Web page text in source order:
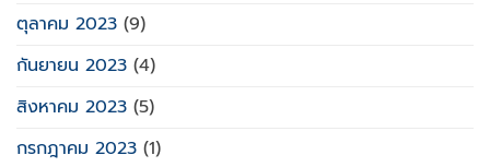
ตุลาคม 2023 (9)
กันยายน 2023 (4)
สิงหาคม 2023 (5)
กรกฎาคม 2023 (1)